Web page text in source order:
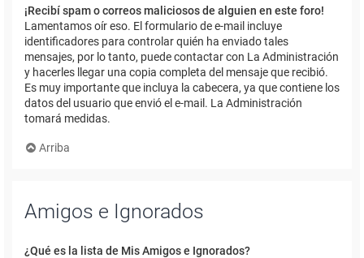
¡Recibí spam o correos maliciosos de alguien en este foro!
Lamentamos oír eso. El formulario de e-mail incluye
identificadores para controlar quién ha enviado tales
mensajes, por lo tanto, puede contactar con La Administración
y hacerles llegar una copia completa del mensaje que recibió.
Es muy importante que incluya la cabecera, ya que contiene los
datos del usuario que envió el e-mail. La Administración
tomará medidas.
Arriba
Amigos e Ignorados
¿Qué es la lista de Mis Amigos e Ignorados?